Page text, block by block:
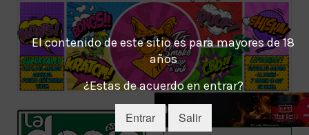
El contenido de este sitio es para mayores de 18
años
¿Estas de acuerdo en entrar?
Entrar Salir